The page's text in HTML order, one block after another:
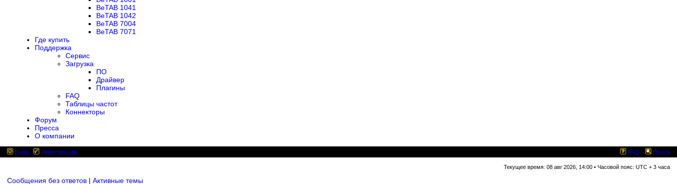
BeTAB 1041
BeTAB 1042
BeTAB 7004
BeTAB 7071
Где купить
Поддержка
Сервис
Загрузка
ПО
Драйвер
Плагины
FAQ
Таблицы частот
Коннекторы
Форум
Пресса
О компании
Вход Регистрация FAQ Поиск
Текущее время: 08 авг 2026, 14:00 • Часовой пояс: UTC + 3 часа
Сообщения без ответов | Активные темы